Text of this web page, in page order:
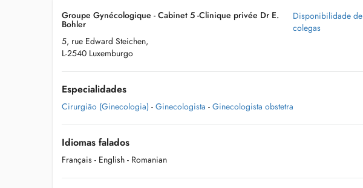
Groupe Gynécologique - Cabinet 5 -Clinique privée Dr E.
Bohler
5, rue Edward Steichen,
L-2540 Luxemburgo
Disponibilidade de
colegas
Especialidades
Cirurgião (Ginecologia) - Ginecologista - Ginecologista obstetra
Idiomas falados
Français - English - Romanian